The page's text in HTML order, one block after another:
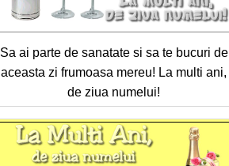
Sa ai parte de sanatate si sa te bucuri de
aceasta zi frumoasa mereu! La multi ani,
de ziua numelui!